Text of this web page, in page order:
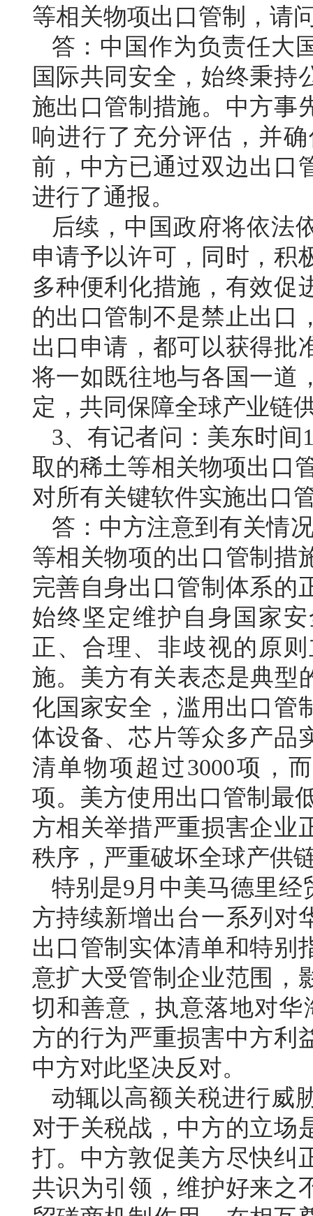
等相关物项出口管制，请
答：中国作为负责任大
国际共同安全，始终秉持
施出口管制措施。中方事
响进行了充分评估，并
前，中方已通过双边出口
进行了通报。
后续，中国政府将依法
申请予以许可，同时，积
多种便利化措施，有效促
的出口管制不是禁止出口
出口申请，都可以获得批
将一如既往地与各国一道
定，共同保障全球产业链
3、有记者问：美东时间
取的稀土等相关物项出口
对所有关键软件实施出口
答：中方注意到有关情
等相关物项的出口管制措
完善自身出口管制体系的
始终坚定维护自身国家
正、合理、非歧视的原
施。美方有关表态是典型
化国家安全，滥用出口管
体设备、芯片等众多产品
清单物项超过3000项，
项。美方使用出口管制最
方相关举措严重损害企业
秩序，严重破坏全球产供
特别是9月中美马德里经
方持续新增出台一系列对
出口管制实体清单和特别
意扩大受管制企业范围，
切和善意，执意落地对华
方的行为严重损害中方利
中方对此坚决反对。
动辄以高额关税进行威
对于关税战，中方的立场
打。中方敦促美方尽快纠
共识为引领，维护好来之